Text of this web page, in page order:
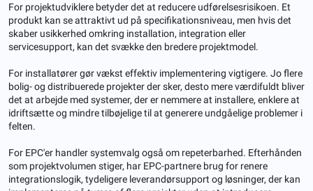
For projektudviklere betyder det at reducere udførelsesrisikoen. Et
produkt kan se attraktivt ud på specifikationsniveau, men hvis det
skaber usikkerhed omkring installation, integration eller
servicesupport, kan det svække den bredere projektmodel.
For installatører gør vækst effektiv implementering vigtigere. Jo flere
bolig- og distribuerede projekter der sker, desto mere værdifuldt bliver
det at arbejde med systemer, der er nemmere at installere, enklere at
idriftsætte og mindre tilbøjelige til at generere undgåelige problemer i
felten.
For EPC'er handler systemvalg også om repeterbarhed. Efterhånden
som projektvolumen stiger, har EPC-partnere brug for renere
integrationslogik, tydeligere leverandørsupport og løsninger, der kan